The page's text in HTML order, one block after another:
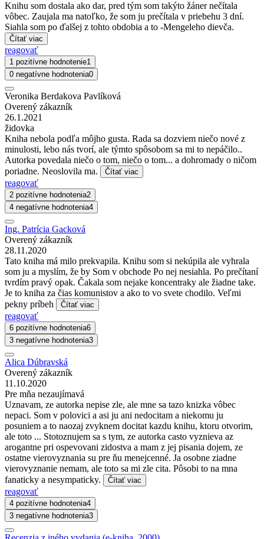
Knihu som dostala ako dar, pred tým som takýto žáner nečítala
vôbec. Zaujala ma natoľko, že som ju prečítala v priebehu 3 dní.
Siahla som po ďalšej z tohto obdobia a to -Mengeleho dievča.
Čítať viac
reagovať
1 pozitívne hodnotenie1
0 negatívne hodnotenia0
Veronika Berdakova Pavlíková
Overený zákazník
26.1.2021
židovka
Kniha nebola podľa môjho gusta. Rada sa dozviem niečo nové z
minulosti, lebo nás tvorí, ale týmto spôsobom sa mi to nepáčilo..
Autorka povedala niečo o tom, niečo o tom... a dohromady o ničom
poriadne. Neoslovila ma.
Čítať viac
reagovať
2 pozitívne hodnotenia2
4 negatívne hodnotenia4
Ing. Patrícia Gacková
Overený zákazník
28.11.2020
Tato kniha má milo prekvapila. Knihu som si nekúpila ale vyhrala
som ju a myslím, že by Som v obchode Po nej nesiahla. Po prečítaní
tvrdím pravý opak. Čakala som nejake koncentraky ale žiadne take.
Je to kniha za čias komunistov a ako to vo svete chodilo. Veľmi
pekny príbeh
Čítať viac
reagovať
6 pozitívne hodnotenia6
3 negatívne hodnotenia3
Alica Dúbravská
Overený zákazník
11.10.2020
Pre mňa nezaujímavá
Uznavam, ze autorka nepise zle, ale mne sa tazo knizka vôbec
nepaci. Som v polovici a asi ju ani nedocitam a niekomu ju
posuniem a to naozaj zvyknem docitat kazdu knihu, ktoru otvorim,
ale toto ... Stotoznujem sa s tym, ze autorka casto vyznieva az
arogantne pri ospevovani zidostva a mam z jej pisania dojem, ze
ostatne vierovyznania su pre ňu menejcenné. Ja osobne ziadne
vierovyznanie nemam, ale toto sa mi zle cita. Pôsobi to na mna
fanaticky a nesympaticky.
Čítať viac
reagovať
4 pozitívne hodnotenia4
3 negatívne hodnotenia3